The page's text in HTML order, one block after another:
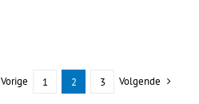
Vorige 1 2 3 Volgende